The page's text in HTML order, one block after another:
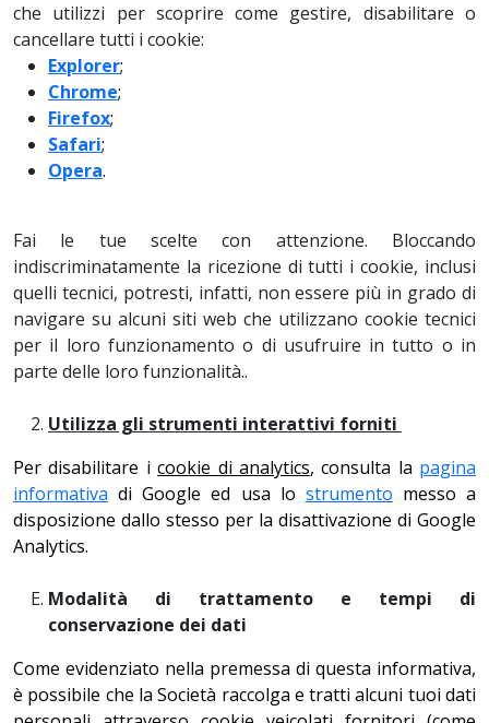
che utilizzi per scoprire come gestire, disabilitare o
cancellare tutti i cookie:
Explorer;
Chrome;
Firefox;
Safari;
Opera.
Fai le tue scelte con attenzione. Bloccando
indiscriminatamente la ricezione di tutti i cookie, inclusi
quelli tecnici, potresti, infatti, non essere più in grado di
navigare su alcuni siti web che utilizzano cookie tecnici
per il loro funzionamento o di usufruire in tutto o in
parte delle loro funzionalità..
Utilizza gli strumenti interattivi forniti
Per disabilitare icookie di analytics, consulta la pagina
informativa di Google ed usa lo strumento messo a
disposizione dallo stesso per la disattivazione di Google
Analytics.
Modalità di trattamento e tempi di
conservazione dei dati
Come evidenziato nella premessa di questa informativa,
è possibile che la Società raccolga e tratti alcuni tuoi dati